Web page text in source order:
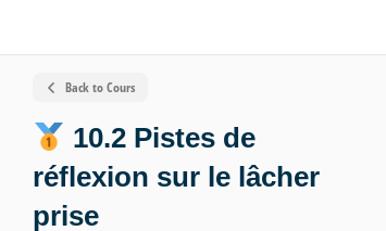
Back to Cours
10.2 Pistes de
réflexion sur le lâcher
prise